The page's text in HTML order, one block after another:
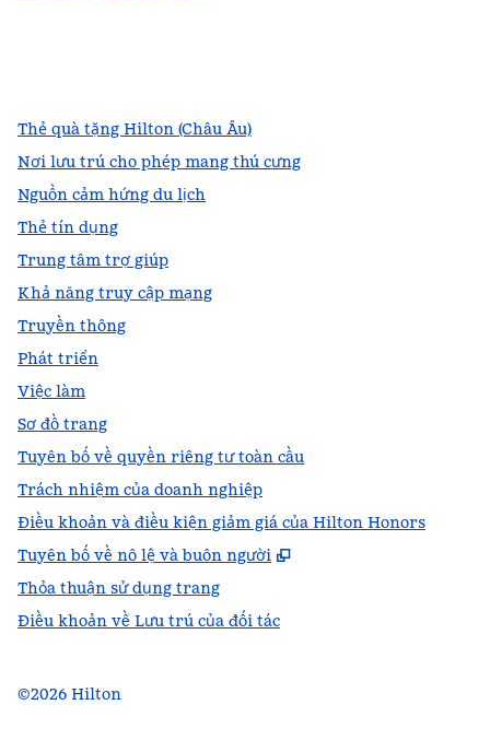
Thẻ quà tặng Hilton (Châu Âu)
Nơi lưu trú cho phép mang thú cưng
Nguồn cảm hứng du lịch
Thẻ tín dụng
Trung tâm trợ giúp
Khả năng truy cập mạng
Truyền thông
Phát triển
Việc làm
Sơ đồ trang
Tuyên bố về quyền riêng tư toàn cầu
Trách nhiệm của doanh nghiệp
Điều khoản và điều kiện giảm giá của Hilton Honors
Tuyên bố về nô lệ và buôn người
,
Thỏa thuận sử dụng trang
Điều khoản về Lưu trú của đối tác
©2026 Hilton